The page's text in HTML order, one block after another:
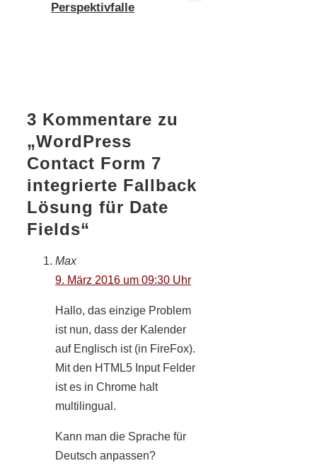
Perspektivfalle
3 Kommentare zu
„WordPress
Contact Form 7
integrierte Fallback
Lösung für Date
Fields“
Max
9. März 2016 um 09:30 Uhr
Hallo, das einzige Problem
ist nun, dass der Kalender
auf Englisch ist (in FireFox).
Mit den HTML5 Input Felder
ist es in Chrome halt
multilingual.
Kann man die Sprache für
Deutsch anpassen?